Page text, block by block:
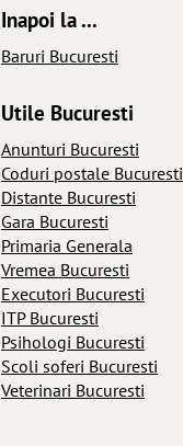
Inapoi la ...
Baruri Bucuresti
Utile Bucuresti
Anunturi Bucuresti
Coduri postale Bucuresti
Distante Bucuresti
Gara Bucuresti
Primaria Generala
Vremea Bucuresti
Executori Bucuresti
ITP Bucuresti
Psihologi Bucuresti
Scoli soferi Bucuresti
Veterinari Bucuresti